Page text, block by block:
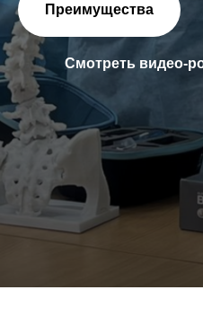
Преимущества
Смотреть видео-